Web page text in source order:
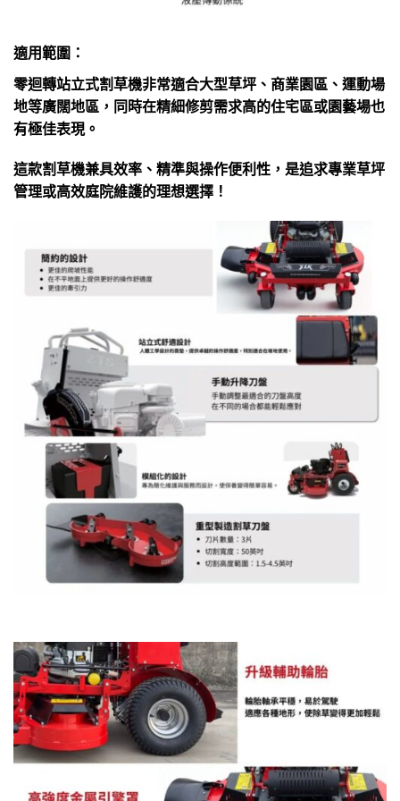
適用範圍：
零迴轉站立式割草機非常適合大型草坪、商業園區、運動場
地等廣闊地區，同時在精細修剪需求高的住宅區或園藝場也
有極佳表現。
這款割草機兼具效率、精準與操作便利性，是追求專業草坪
管理或高效庭院維護的理想選擇！